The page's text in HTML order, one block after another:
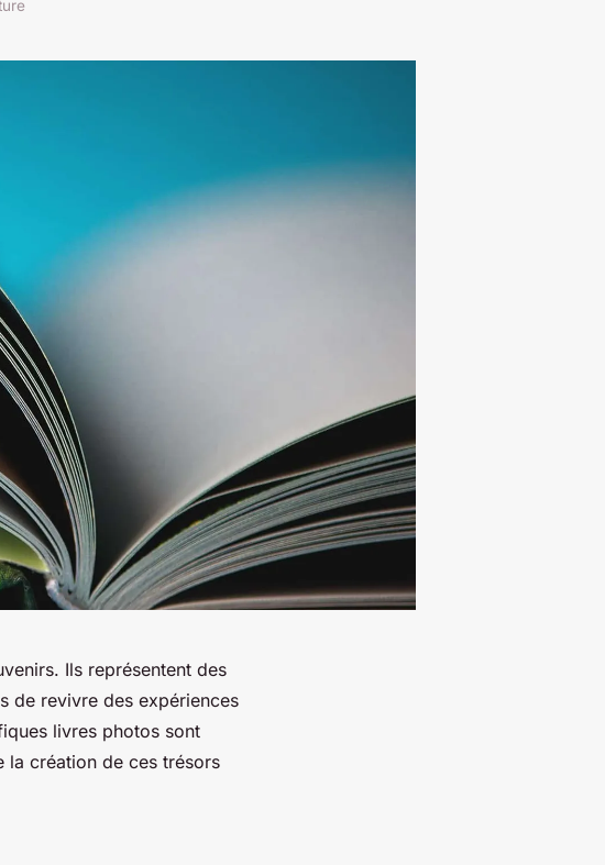
Ils représentent des
de revivre des expériences
livres photos sont
la création de ces trésors